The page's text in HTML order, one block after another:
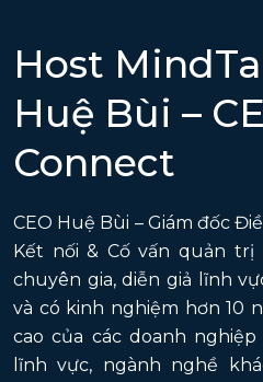
Host
Huệ Bùi –
Connect
CEO Huệ Bùi – Giám đốc
Kết nối & Cố vấn quản trị
chuyên gia, diễn giả lĩnh
và có kinh nghiệm hơn 10
cao của các doanh
lĩnh vực, ngành nghề